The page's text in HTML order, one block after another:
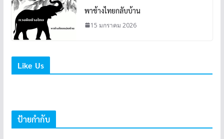
พาช้างไทยกลับบ้าน
15 มกราคม 2026
Like Us
ป้ายกำกับ